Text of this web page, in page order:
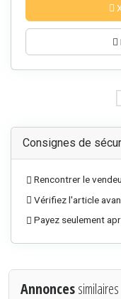
Consignes de
Rencontrer le
Vérifiez l'article
Payez seulement
Annoncessimilaires